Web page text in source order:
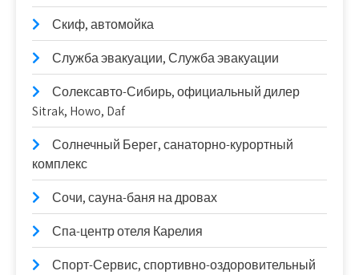
Скиф, автомойка
Служба эвакуации, Служба эвакуации
Солексавто-Сибирь, официальный дилер
Sitrak, Howo, Daf
Солнечный Берег, санаторно-курортный
комплекс
Сочи, сауна-баня на дровах
Спа-центр отеля Карелия
Спорт-Сервис, спортивно-оздоровительный